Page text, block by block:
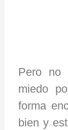
Pero no
miedo
forma
bien y